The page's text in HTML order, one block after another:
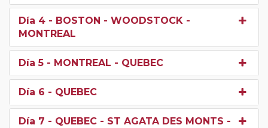
Día 4 - BOSTON - WOODSTOCK -
MONTREAL
Día 5 - MONTREAL - QUEBEC
Día 6 - QUEBEC
Día 7 - QUEBEC - ST AGATA DES MONTS -